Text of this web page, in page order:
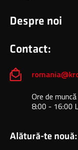
Despre noi
Contact:
Ore de muncă
8:00 - 16:00
Alătură-te nouă: